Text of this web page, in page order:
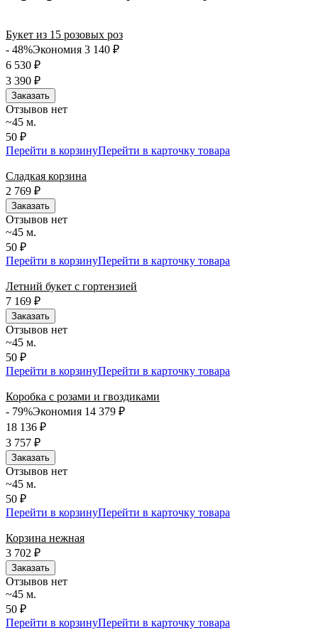
Букет из 15 розовых роз
- 48%Экономия 3 140 ₽
6 530 ₽
3 390 ₽
Заказать
Отзывов нет
~45 м.
50 ₽
Перейти в корзинуПерейти в карточку товара
Сладкая корзина
2 769 ₽
Заказать
Отзывов нет
~45 м.
50 ₽
Перейти в корзинуПерейти в карточку товара
Летний букет с гортензией
7 169 ₽
Заказать
Отзывов нет
~45 м.
50 ₽
Перейти в корзинуПерейти в карточку товара
Коробка с розами и гвоздиками
- 79%Экономия 14 379 ₽
18 136 ₽
3 757 ₽
Заказать
Отзывов нет
~45 м.
50 ₽
Перейти в корзинуПерейти в карточку товара
Корзина нежная
3 702 ₽
Заказать
Отзывов нет
~45 м.
50 ₽
Перейти в корзинуПерейти в карточку товара